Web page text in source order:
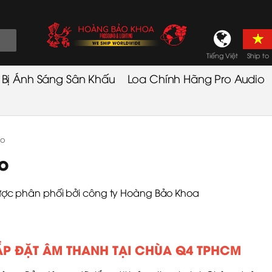
Tiếng Việt Ship to
Ánh Sáng Sân Khấu Loa Chính Hãng Pro Audio
phân phối bởi công ty Hoàng Bảo Khoa
ĐẶT ÂM THANH TẠI CHÙA Q4 TPHCM